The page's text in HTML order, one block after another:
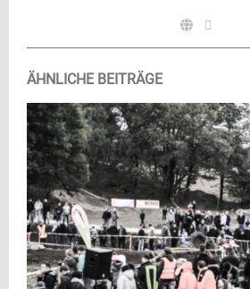
ÄHNLICHE BEITRÄGE